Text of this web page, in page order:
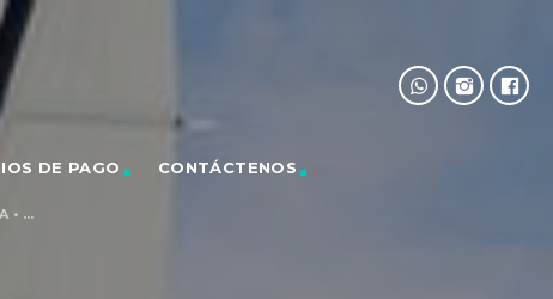
DE PAGO CONTÁCTENOS
• ...